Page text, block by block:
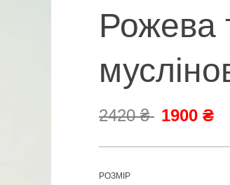
Рожева
2420 ₴ 1900 ₴
РОЗМІР